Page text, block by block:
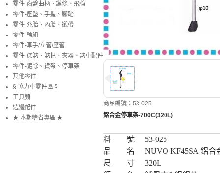
商品編號：53-025
鋁合金停車架-700C(320L)
料 號
53-025
品 名
NUVO KF45SA 鋁合
尺 寸
320L
零件-齒盤曲柄、鏈條、飛輪
零件-座墊、手握、腳踏
零件-外胎、內胎、襯帶
零件-輪組
零件-車手/立管/座管
零件-碟煞、煞把、夾器、煞車配件
零件-泥除、貨架、停車架
其他零件
§ 協力車零件區 §
工具類
週邊配件
★ 本期精省專區 ★